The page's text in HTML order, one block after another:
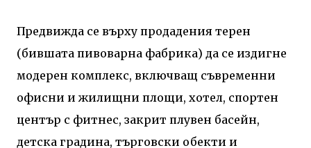
Предвижда се върху продадения терен
(бившата пивоварна фабрика) да се издигне
модерен комплекс, включващ съвременни
офисни и жилищни площи, хотел, спортен
център с фитнес, закрит плувен басейн,
детска градина, търговски обекти и